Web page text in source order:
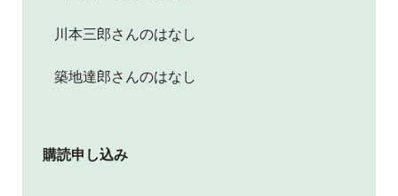
川本三郎さんのはなし
築地達郎さんのはなし
購読申し込み